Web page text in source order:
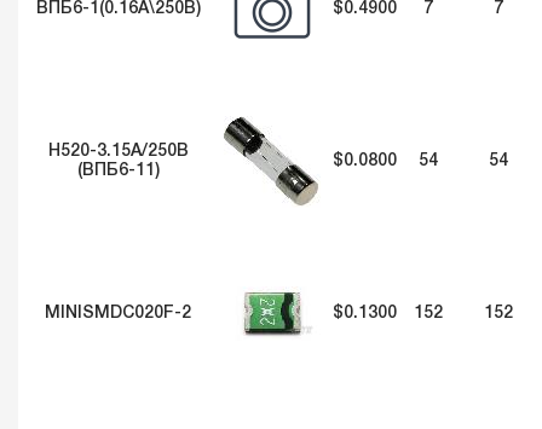
ВПБ6-1(0.16А\250В) $0.4900 7 7
H520-3.15А/250В
(ВПБ6-11)
$0.0800 54 54
MINISMDC020F-2 $0.1300 152 152